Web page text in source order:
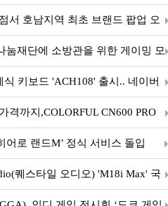
내 출시 예정
서 호남지역 최초 브랜드 팝업 오
눔재단에 소방관을 위한 게이밍 모
키보드 'ACH108' 출시.. 네이버
격까지,COLORFUL CN600 PRO
어로 랜드M’ 정식 서비스 돌입
퀘스타일 오디오) 'M18i Max' 국